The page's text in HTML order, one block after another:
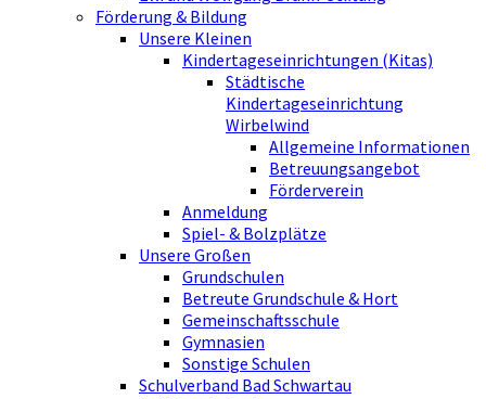
Förderung & Bildung
Unsere Kleinen
Kindertageseinrichtungen (Kitas)
Städtische
Kindertageseinrichtung
Wirbelwind
Allgemeine Informationen
Betreuungsangebot
Förderverein
Anmeldung
Spiel- & Bolzplätze
Unsere Großen
Grundschulen
Betreute Grundschule & Hort
Gemeinschaftsschule
Gymnasien
Sonstige Schulen
Schulverband Bad Schwartau